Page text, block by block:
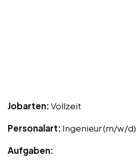
Jobarten:Vollzeit
Personalart: Ingenieur (m/w/d)
Aufgaben: